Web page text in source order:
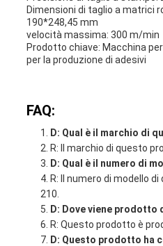
Dimensioni di taglio a matrici
190*248,45 mm
velocità massima: 300 m/min
Prodotto chiave: Macchina
per la produzione di adesivi
FAQ:
D: Qual è il marchio di
R: Il marchio di questo
D: Qual è il numero di
R: Il numero di modello
210.
D: Dove viene
R: Questo prodotto è
D: Questo prodotto ha